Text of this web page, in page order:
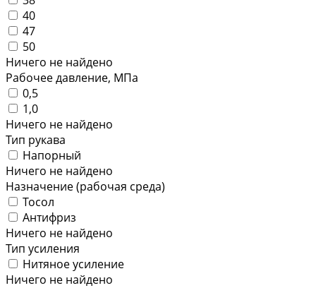
40
47
50
Ничего не найдено
Рабочее давление, МПа
0,5
1,0
Ничего не найдено
Тип рукава
Напорный
Ничего не найдено
Назначение (рабочая среда)
Тосол
Антифриз
Ничего не найдено
Тип усиления
Нитяное усиление
Ничего не найдено